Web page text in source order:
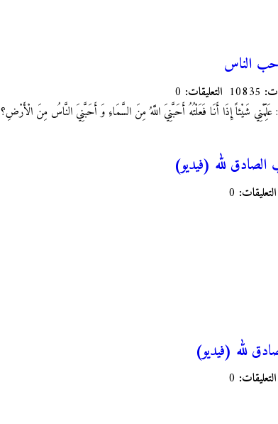
الناس
التعليقات:
عَلِّمْنِي‏ شَيْئاً إِذَا أَنَا فَعَلْتُهُ أَحَبَّنِيَ اللَّهُ مِنَ السَّمَاءِ وَ أَحَبَّنِيَ النَّاسُ مِنَ الْأَرْضِ؟
لله (فيديو)
التعليقات:
لله (فيديو)
التعليقات: